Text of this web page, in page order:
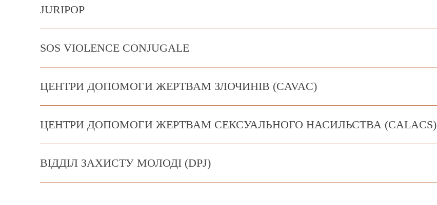
JURIPOP
SOS VIOLENCE CONJUGALE
ЦЕНТРИ ДОПОМОГИ ЖЕРТВАМ ЗЛОЧИНІВ (CAVAC)
ЦЕНТРИ ДОПОМОГИ ЖЕРТВАМ СЕКСУАЛЬНОГО НАСИЛЬСТВА (CALACS)
ВІДДІЛ ЗАХИСТУ МОЛОДІ (DPJ)